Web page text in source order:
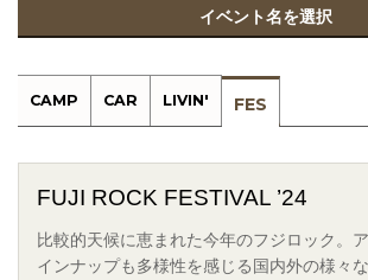
イベント名を選択
CAMP CAR LIVIN' FES
FUJI ROCK FESTIVAL ’24
比較的天候に恵まれた今年のフジロック。
インナップも多様性を感じる国内外の様々